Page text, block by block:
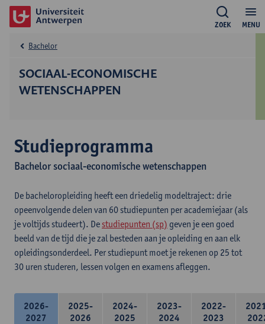
MENU
ZOEK
SOCIAAL-ECONOMISCHE
WETENSCHAPPEN
Bachelor
Studieprogramma
Bachelor sociaal-economische wetenschappen
De bacheloropleiding heeft een driedelig modeltraject: drie
opeenvolgende delen van 60 studiepunten per academiejaar (als
je voltijds studeert). De studiepunten (sp) geven je een goed
beeld van de tijd die je zal besteden aan je opleiding en aan elk
opleidingsonderdeel. Per studiepunt moet je rekenen op 25 tot
30 uren studeren, lessen volgen en examens afleggen.
2026-
2027
2025-
2026
2024-
2025
2023-
2024
2022-
2023